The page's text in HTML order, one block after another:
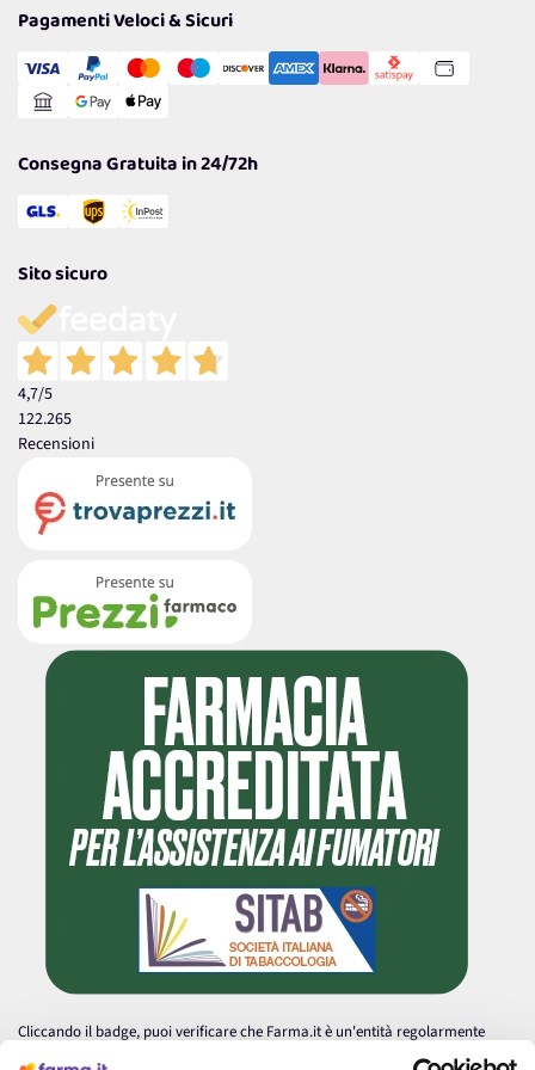
Cookie Policy
Gestisci Cookie
Reso Facile e Veloce
Pagamenti Veloci & Sicuri
Consegna Gratuita in 24/72h
Sito sicuro
4,7/5
122.265
Recensioni
Cliccando il badge, puoi verificare che Farma.it è un'entità regolarmente
autorizzata dal Ministero della Salute a effettuare la vendita online di